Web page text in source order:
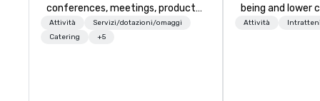
conferences, meetings, product
launches, and luxury travel
experiences for our Clients. Based
Attività
Servizi/dotazioni/omaggi
Catering
+5
being and lower
Explore the
Attività